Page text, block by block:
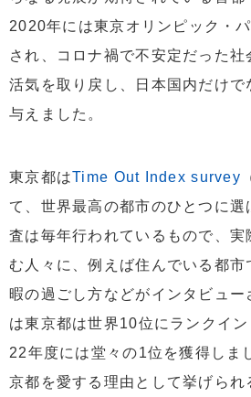
2020年には東京オリンピック・
され、コロナ禍で不安定だった
活気を取り戻し、日本国内だけで
与えました。
東京都はTime Out Index survey
て、世界最高の都市のひとつに選
査は毎年行われているもので、実
む人々に、例えば住んでいる都市
暇の過ごし方などがインタビュ
は東京都は世界10位にランクイ
22年度には堂々の1位を獲得しま
京都を愛する理由として挙げられ